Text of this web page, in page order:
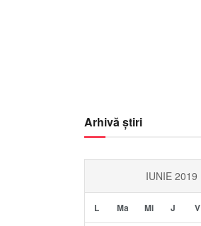
Arhivă știri
IUNIE 2019
L Ma Mi J V